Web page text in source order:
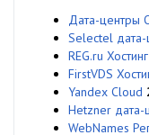
Дата-центры
Selectel дата-
REG.ru Хостинг
FirstVDS
Yandex Cloud
Hetzner дата-
WebNames